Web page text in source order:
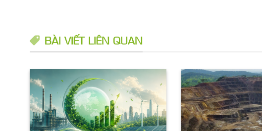
BÀI VIẾT LIÊN QUAN